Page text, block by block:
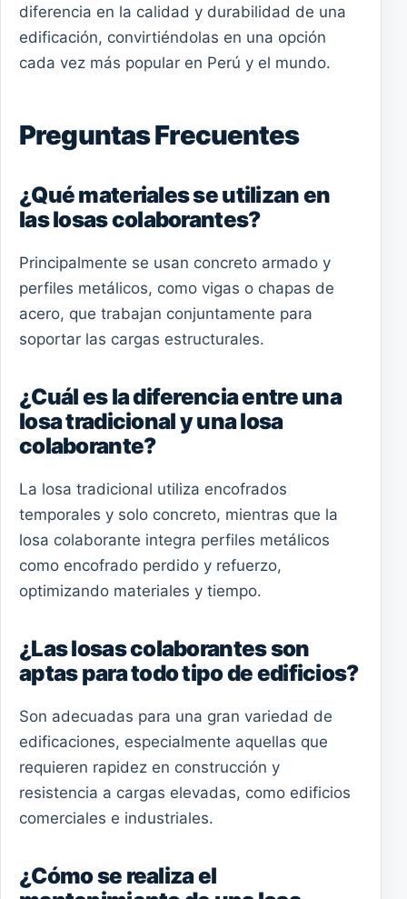
diferencia en la calidad y durabilidad de una
edificación, convirtiéndolas en una opción
cada vez más popular en Perú y el mundo.
Preguntas Frecuentes
¿Qué materiales se utilizan en
las losas colaborantes?
Principalmente se usan concreto armado y
perfiles metálicos, como vigas o chapas de
acero, que trabajan conjuntamente para
soportar las cargas estructurales.
¿Cuál es la diferencia entre una
losa tradicional y una losa
colaborante?
La losa tradicional utiliza encofrados
temporales y solo concreto, mientras que la
losa colaborante integra perfiles metálicos
como encofrado perdido y refuerzo,
optimizando materiales y tiempo.
¿Las losas colaborantes son
aptas para todo tipo de edificios?
Son adecuadas para una gran variedad de
edificaciones, especialmente aquellas que
requieren rapidez en construcción y
resistencia a cargas elevadas, como edificios
comerciales e industriales.
¿Cómo se realiza el